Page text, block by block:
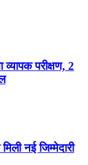
परीक्षण, 2
नई जिम्मेदारी